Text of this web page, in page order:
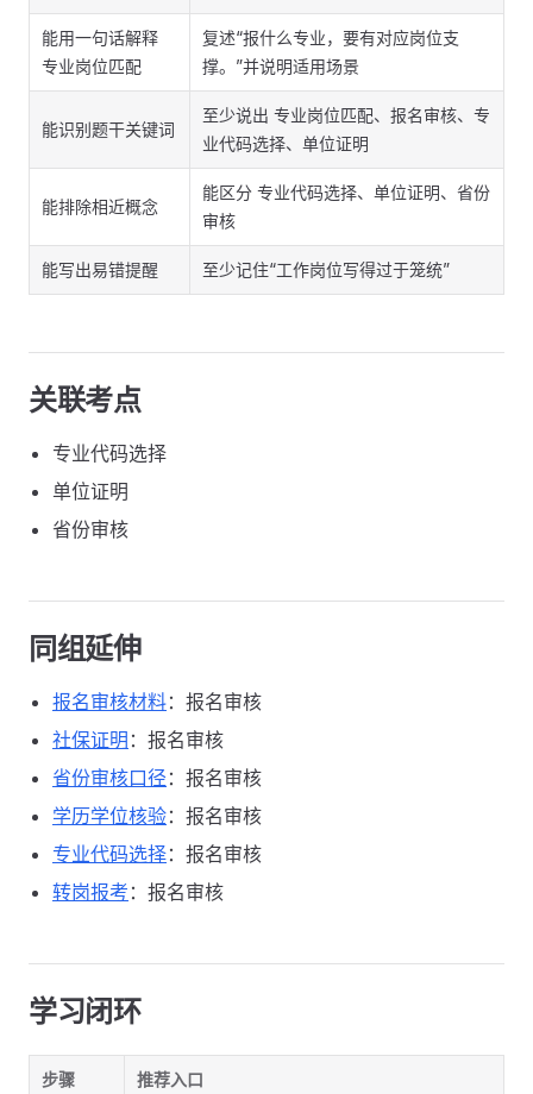
能用一句话解释
专业岗位匹配
复述“报什么专业，要有对应岗位支
撑。”并说明适用场景
能识别题干关键词
至少说出 专业岗位匹配、报名审核、专
业代码选择、单位证明
能排除相近概念
能区分 专业代码选择、单位证明、省份
审核
能写出易错提醒 至少记住“工作岗位写得过于笼统”
关联考点
专业代码选择
单位证明
省份审核
同组延伸
报名审核材料：报名审核
社保证明 ：报名审核
省份审核口径 ：报名审核
学历学位核验：报名审核
专业代码选择：报名审核
转岗报考 ：报名审核
学习闭环
步骤 推荐入口